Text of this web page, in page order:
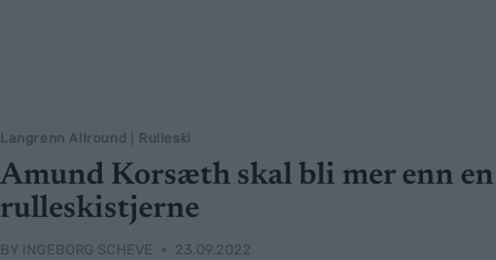
Langrenn Allround Rulleski
Amund Korsæth skal bli mer enn en
rulleskistjerne
BY INGEBORG SCHEVE 23.09.2022